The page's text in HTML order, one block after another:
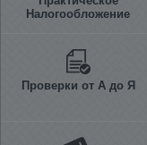
Налогообложение
Проверки от А до Я